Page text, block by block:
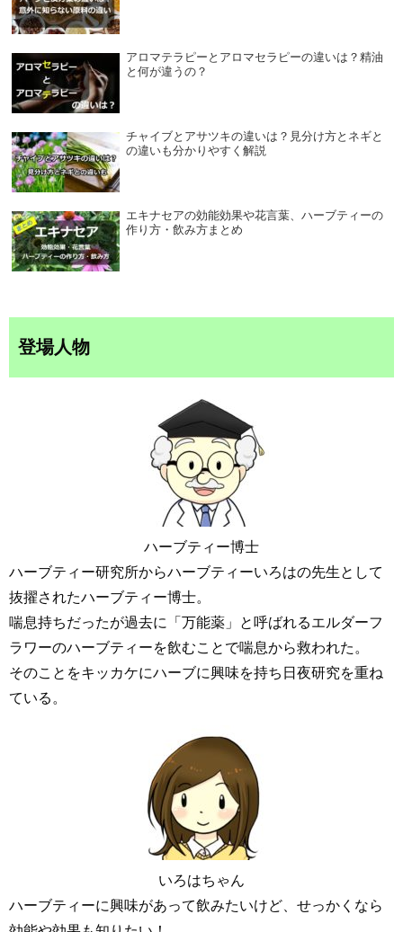
アロマテラピーとアロマセラピーの違いは？精油
と何が違うの？
チャイブとアサツキの違いは？見分け方とネギと
の違いも分かりやすく解説
エキナセアの効能効果や花言葉、ハーブティーの
作り方・飲み方まとめ
登場人物
ハーブティー博士
ハーブティー研究所からハーブティーいろはの先生として
抜擢されたハーブティー博士。
喘息持ちだったが過去に「万能薬」と呼ばれるエルダーフ
ラワーのハーブティーを飲むことで喘息から救われた。
そのことをキッカケにハーブに興味を持ち日夜研究を重ね
ている。
いろはちゃん
ハーブティーに興味があって飲みたいけど、せっかくなら